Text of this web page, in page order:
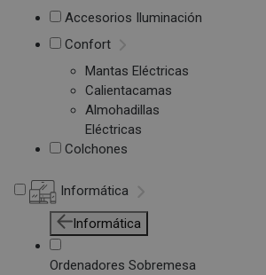
Accesorios Iluminación
Confort
Mantas Eléctricas
Calientacamas
Almohadillas
Eléctricas
Colchones
Informática
Informática
Ordenadores Sobremesa